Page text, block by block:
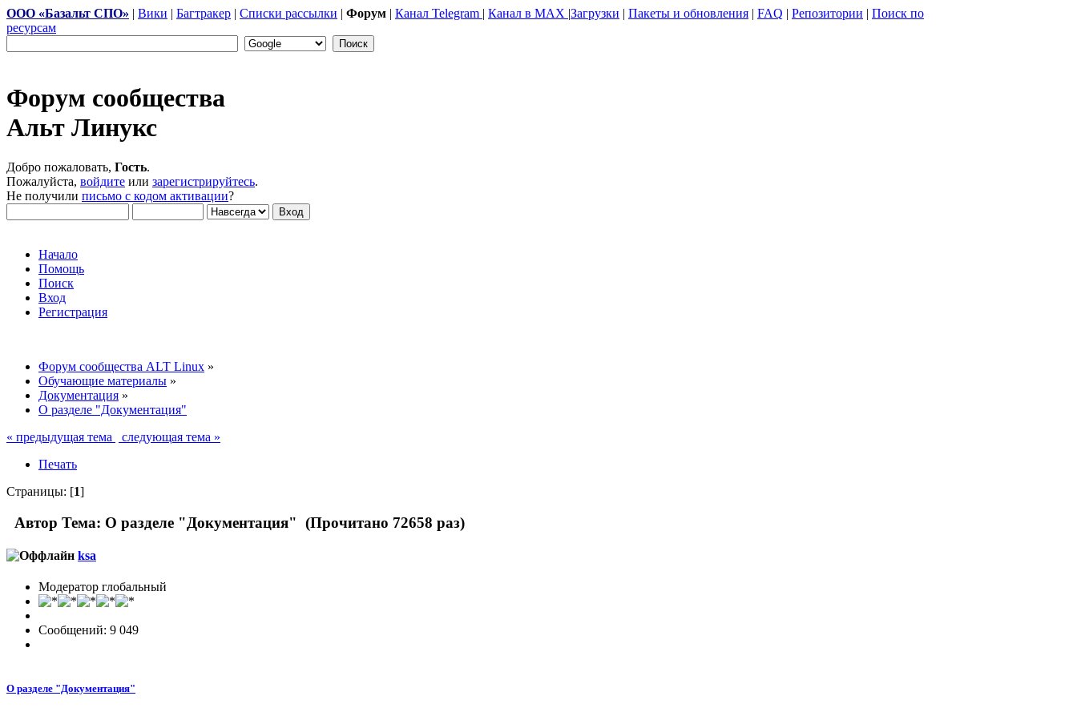
ООО «Базальт СПО» | Вики | Багтракер | Списки рассылки | Форум | Канал Telegram | Канал в MAX |Загрузки | Пакеты и обновления | FAQ | Репозитории | Поиск по
ресурсам
Форум сообщества
Альт Линукс
Добро пожаловать, Гость.
Пожалуйста, войдите или зарегистрируйтесь.
Не получили письмо с кодом активации?
Начало
Помощь
Поиск
Вход
Регистрация
Форум сообщества ALT Linux »
Обучающие материалы »
Документация »
О разделе "Документация"
« предыдущая тема
следующая тема »
Печать
Страницы: [1]
Автор Тема: О разделе "Документация" (Прочитано 72658 раз)
ksa
Модератор глобальный
Сообщений: 9 049
О разделе "Документация"